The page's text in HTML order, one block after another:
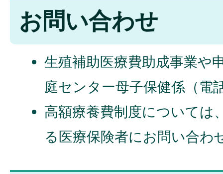
お問い合わせ
生殖補助医療費助成事業や
庭センター母子保健係（電
高額療養費制度については
る医療保険者にお問い合わ